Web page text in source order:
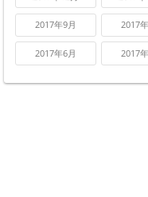
2017年9月 2017
2017年6月 2017